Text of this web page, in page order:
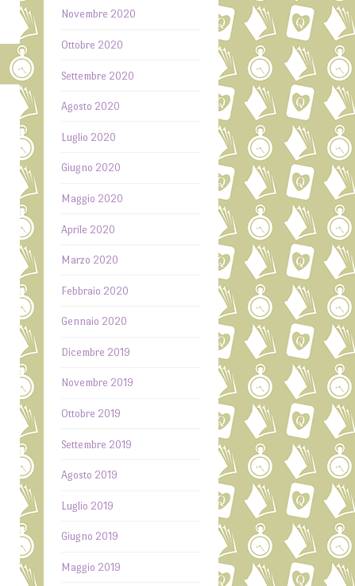
Novembre 2020
Ottobre 2020
Settembre 2020
Agosto 2020
Luglio 2020
Giugno 2020
Maggio 2020
Aprile 2020
Marzo 2020
Febbraio 2020
Gennaio 2020
Dicembre 2019
Novembre 2019
Ottobre 2019
Settembre 2019
Agosto 2019
Luglio 2019
Giugno 2019
Maggio 2019